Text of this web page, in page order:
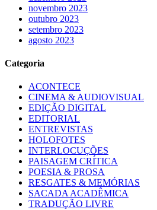
novembro 2023
outubro 2023
setembro 2023
agosto 2023
Categoria
ACONTECE
CINEMA & AUDIOVISUAL
EDIÇÃO DIGITAL
EDITORIAL
ENTREVISTAS
HOLOFOTES
INTERLOCUÇÕES
PAISAGEM CRÍTICA
POESIA & PROSA
RESGATES & MEMÓRIAS
SACADA ACADÊMICA
TRADUÇÃO LIVRE